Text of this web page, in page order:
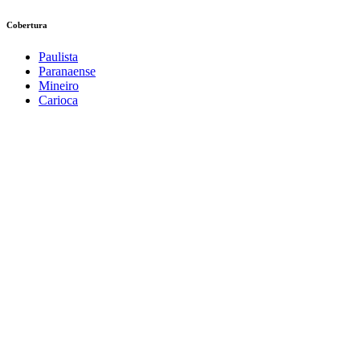
Cobertura
Paulista
Paranaense
Mineiro
Carioca